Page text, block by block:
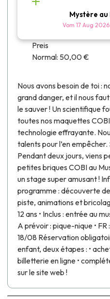
Mystère au
Vom 17 Aug 2026
Preis
Normal: 50,00 €
Nous avons besoin de toi :
grand danger, et il nous
le sauver ! Un scientifique
toutes nos maquettes
technologie effrayante.
talents pour l’en
Pendant deux jours, viens
petites briques COBI au
un stage super amusant !
programme : découverte
piste, animations et
12 ans • Inclus : entrée au
A prévoir : pique-nique • FR
18/08 Réservation
enfant, deux étapes : •
billetterie en ligne •
sur le site web !